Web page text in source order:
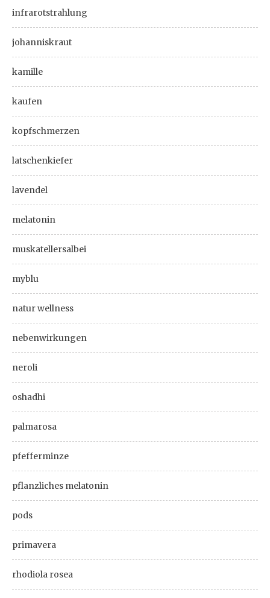
infrarotstrahlung
johanniskraut
kamille
kaufen
kopfschmerzen
latschenkiefer
lavendel
melatonin
muskatellersalbei
myblu
natur wellness
nebenwirkungen
neroli
oshadhi
palmarosa
pfefferminze
pflanzliches melatonin
pods
primavera
rhodiola rosea